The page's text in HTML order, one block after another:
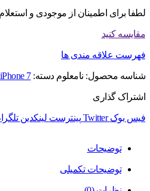
لطفا برای اطمینان از موجودی و
مقایسه کنید
فهرست علاقه مندی ها
شناسه محصول: نامعلوم دسته:iPhone 7
اشتراک گذاری
فیس بوک Twitter پینترست لینکدین
توضیحات
توضیحات تکمیلی